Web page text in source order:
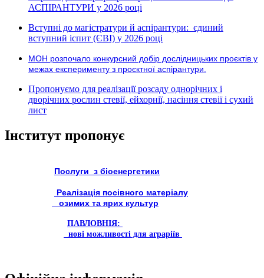
АСПІРАНТУРИ у 2026 році
Вступні до магістратури й аспірантури: єдиний
вступний іспит (ЄВІ) у 2026 році
МОН розпочало конкурсний добір дослідницьких проєктів у
межах експерименту з проєктної аспірантури.
Пропонуємо для реалізації розсаду однорічних і
дворічних рослин стевії, ейхорнії, насіння стевії і сухий
лист
Інститут пропонує
Послуги з біоенергетики
Реалізація посівного матеріалу
озимих та ярих культур
ПАВЛОВНІЯ:
нові можливості для аграріїв